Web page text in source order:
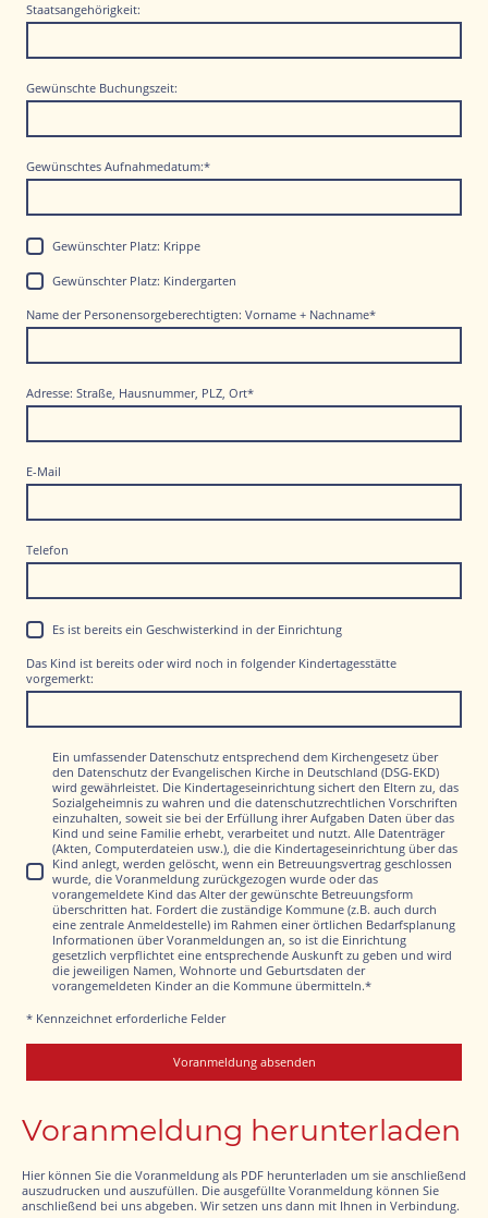
Staatsangehörigkeit:
Gewünschte Buchungszeit:
Gewünschtes Aufnahmedatum:*
Gewünschter Platz: Krippe
Gewünschter Platz: Kindergarten
Name der Personensorgeberechtigten: Vorname + Nachname*
Adresse: Straße, Hausnummer, PLZ, Ort*
E-Mail
Telefon
Es ist bereits ein Geschwisterkind in der Einrichtung
Das Kind ist bereits oder wird noch in folgender Kindertagesstätte
vorgemerkt:
Ein umfassender Datenschutz entsprechend dem Kirchengesetz über
den Datenschutz der Evangelischen Kirche in Deutschland (DSG-EKD)
wird gewährleistet. Die Kindertageseinrichtung sichert den Eltern zu, das
Sozialgeheimnis zu wahren und die datenschutzrechtlichen Vorschriften
einzuhalten, soweit sie bei der Erfüllung ihrer Aufgaben Daten über das
Kind und seine Familie erhebt, verarbeitet und nutzt. Alle Datenträger
(Akten, Computerdateien usw.), die die Kindertageseinrichtung über das
Kind anlegt, werden gelöscht, wenn ein Betreuungsvertrag geschlossen
wurde, die Voranmeldung zurückgezogen wurde oder das
vorangemeldete Kind das Alter der gewünschte Betreuungsform
überschritten hat. Fordert die zuständige Kommune (z.B. auch durch
eine zentrale Anmeldestelle) im Rahmen einer örtlichen Bedarfsplanung
Informationen über Voranmeldungen an, so ist die Einrichtung
gesetzlich verpflichtet eine entsprechende Auskunft zu geben und wird
die jeweiligen Namen, Wohnorte und Geburtsdaten der
vorangemeldeten Kinder an die Kommune übermitteln.*
* Kennzeichnet erforderliche Felder
Voranmeldung absenden
Voranmeldung herunterladen
Hier können Sie die Voranmeldung als PDF herunterladen um sie anschließend
auszudrucken und auszufüllen. Die ausgefüllte Voranmeldung können Sie
anschließend bei uns abgeben. Wir setzen uns dann mit Ihnen in Verbindung.